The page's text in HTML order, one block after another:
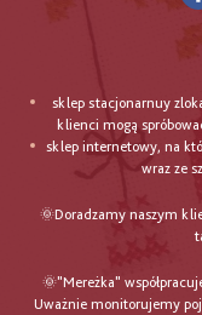
sklep stacjonarnuy
klienci mogą
sklep internetowy, na
wraz ze
🌞Doradzamy naszym
🌞"Mereżka"
Uważnie monitorujemy